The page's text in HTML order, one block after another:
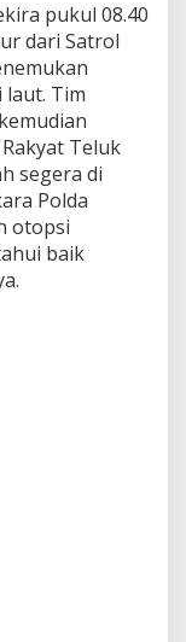
pukul 08.40
dari Satrol
laut. Tim
Teluk
segera di
Polda
otopsi
baik